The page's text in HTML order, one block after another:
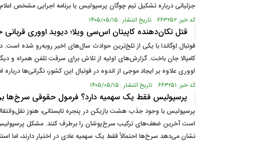
جزئیاتی درباره تشکیل تیم چوگان پرسپولیس یا برنامه اجرایی مشخص
کد خبر: ۶۶۳۲۵۲ تاریخ انتشار : ۱۴۰۵/۰۵/۱۵
قتل تکان‌دهنده کاپیتان اس‌سی ویلا؛ دیوید اووری
فوتبال اوگاندا با یکی از تلخ‌ترین حوادث سال‌های اخیر روبه‌رو شده
کامپالا جان باخت. گزارش‌های اولیه از تلاش برای سرقت تلفن همراه و
اووری علاوه بر ایجاد موجی از اندوه در فوتبال این کشور، نگرانی‌ها
کد خبر: ۶۶۳۲۵۱ تاریخ انتشار : ۱۴۰۵/۰۵/۱۵
پرسپولیس فقط یک سهمیه دارد؟ فرمول حقوقی سرخ‌ها
پرسپولیس با وجود جذب هشت بازیکن در پنجره تابستانی، هنوز
است آخرین ضعف‌های ترکیب سرخ‌پوشان را برطرف کنند. مشکل
نشان می‌دهد سرخ‌ها احتمالاً فقط یک سهمیه عادی در اختیار دارند، اما استثنای بازیکنان زیر ۲۵ سال، وضعیت لژیونرها و امکان جذب بازیکن آزاد، راه‌هایی برای تکمیل تیم